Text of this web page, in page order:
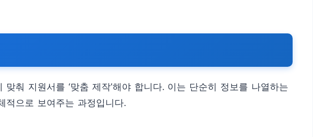
춰 지원서를 ‘맞춤 제작’해야 합니다. 이는 단순히 정보를 나열하는
적으로 보여주는 과정입니다.